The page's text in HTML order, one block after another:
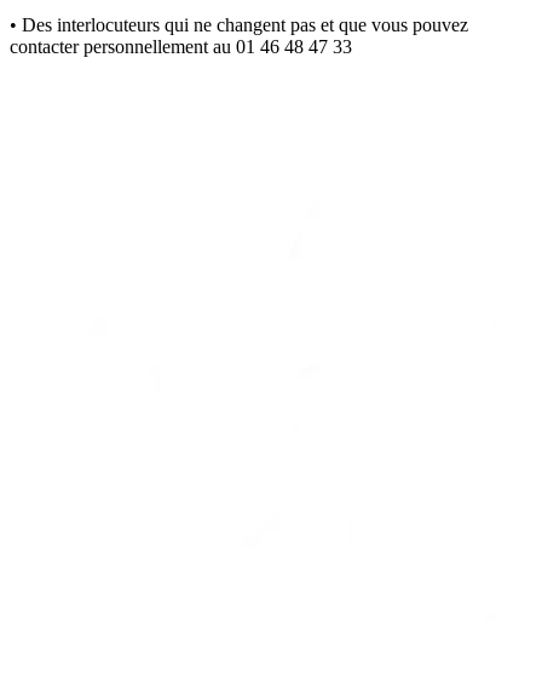
• Des interlocuteurs qui ne changent pas et que vous pouvez
contacter personnellement au 01 46 48 47 33